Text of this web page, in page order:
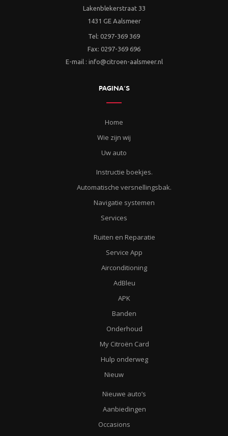
Lakenblekerstraat 33
1431 GE Aalsmeer
Tel: 0297-369 369
Fax: 0297-369 696
E-mail : info@citroen-aalsmeer.nl
PAGINA’S
Home
Wie zijn wij
Uw auto
Instructie boekjes.
Automatische versnellingsbak.
Navigatie systemen
Services
Ruiten en Reparatie
Service App
Airconditioning
AdBleu
APK
Banden
Onderhoud
My Citroën Card
Hulp onderweg
Nieuw
Nieuwe auto’s
Aanbiedingen
Occasions